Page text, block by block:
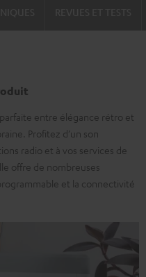
parfaite entre élégance rétro et
Profitez d’un son
radio et à vos services de
offre de nombreuses
et la connectivité